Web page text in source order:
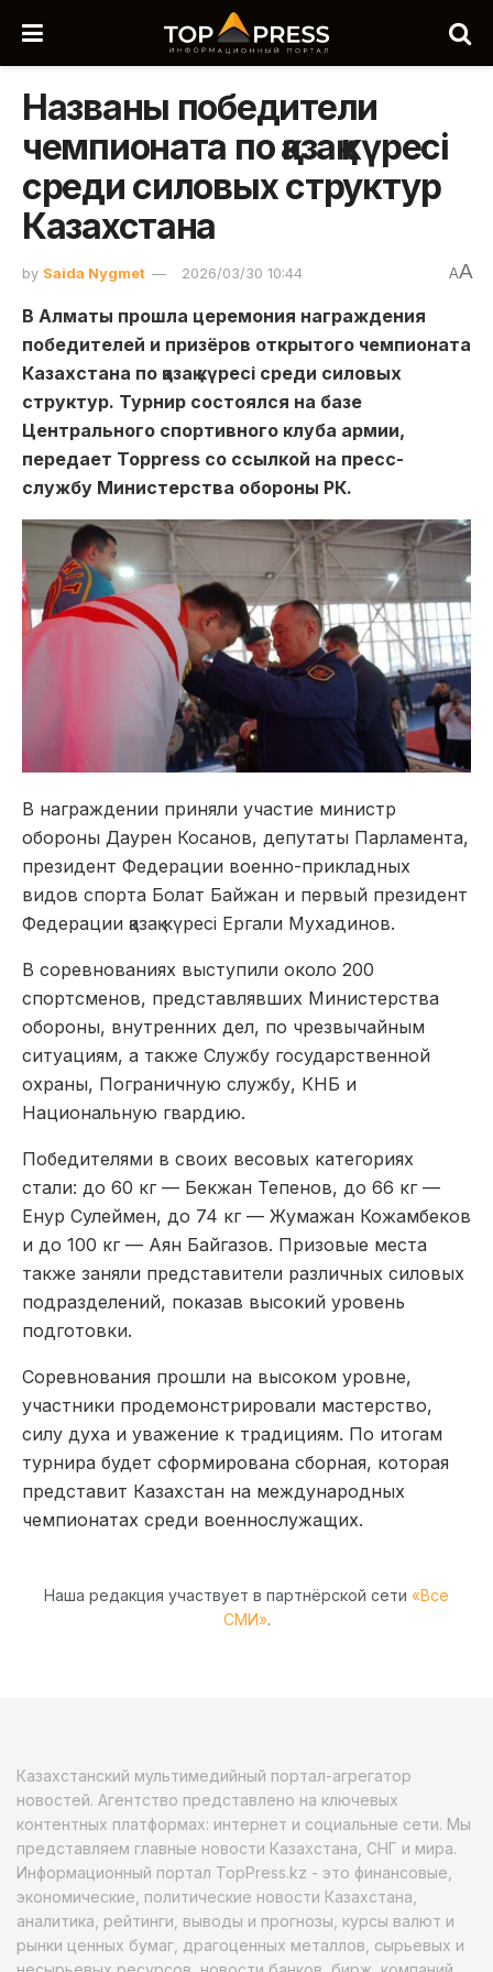
Названы победители
чемпионата по қазақ күресі
среди силовых структур
Казахстана
by Saida Nygmet 2026/03/30 10:44 AA
В Алматы прошла церемония награждения
победителей и призёров открытого чемпионата
Казахстана по қазақ күресі среди силовых
структур. Турнир состоялся на базе
Центрального спортивного клуба армии,
передает Toppress со ссылкой на пресс-
службу Министерства обороны РК.
В награждении приняли участие министр
обороны Даурен Косанов, депутаты Парламента,
президент Федерации военно-прикладных
видов спорта Болат Байжан и первый президент
Федерации қазақ күресі Ергали Мухадинов.
В соревнованиях выступили около 200
спортсменов, представлявших Министерства
обороны, внутренних дел, по чрезвычайным
ситуациям, а также Службу государственной
охраны, Пограничную службу, КНБ и
Национальную гвардию.
Победителями в своих весовых категориях
стали: до 60 кг — Бекжан Тепенов, до 66 кг —
Енур Сулеймен, до 74 кг — Жумажан Кожамбеков
и до 100 кг — Аян Байгазов. Призовые места
также заняли представители различных силовых
подразделений, показав высокий уровень
подготовки.
Соревнования прошли на высоком уровне,
участники продемонстрировали мастерство,
силу духа и уважение к традициям. По итогам
турнира будет сформирована сборная, которая
представит Казахстан на международных
чемпионатах среди военнослужащих.
Наша редакция участвует в партнёрской сети «Все
СМИ».
Казахстанский мультимедийный портал-агрегатор
новостей. Агентство представлено на ключевых
контентных платформах: интернет и социальные сети. Мы
представляем главные новости Казахстана, СНГ и мира.
Информационный портал TopPress.kz - это финансовые,
экономические, политические новости Казахстана,
аналитика, рейтинги, выводы и прогнозы, курсы валют и
рынки ценных бумаг, драгоценных металлов, сырьевых и